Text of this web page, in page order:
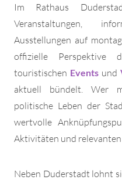
Im Rathaus
Veranstaltungen,
Ausstellungen auf
offizielle Perspektive
touristischen Events und
aktuell bündelt. Wer
politische Leben der
wertvolle
Aktivitäten und
Neben Duderstadt lohnt